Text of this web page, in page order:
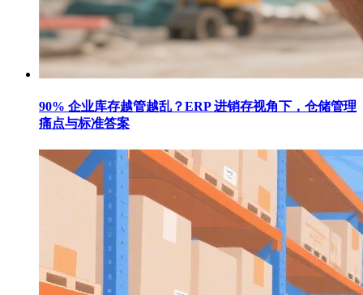
90% 企业库存越管越乱？ERP 进销存视角下，仓储管理
痛点与标准答案